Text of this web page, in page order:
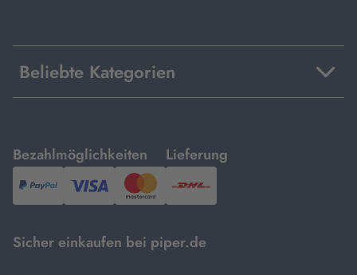
Beliebte Kategorien
Bezahlmöglichkeiten
mit
PayPal,Visa
und
Lieferung
mit
DHL.
Sicher einkaufen bei piper.de